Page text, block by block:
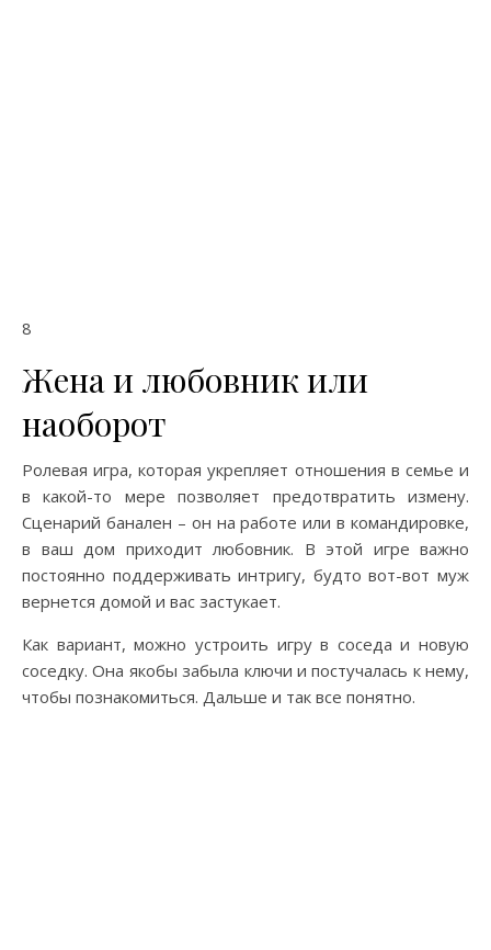
8
Жена и любовник или
наоборот
Ролевая игра, которая укрепляет отношения в семье и
в какой-то мере позволяет предотвратить измену.
Сценарий банален – он на работе или в командировке,
в ваш дом приходит любовник. В этой игре важно
постоянно поддерживать интригу, будто вот-вот муж
вернется домой и вас застукает.
Как вариант, можно устроить игру в соседа и новую
соседку. Она якобы забыла ключи и постучалась к нему,
чтобы познакомиться. Дальше и так все понятно.